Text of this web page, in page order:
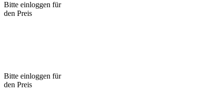
Bitte einloggen für
den Preis
Bitte einloggen für
den Preis